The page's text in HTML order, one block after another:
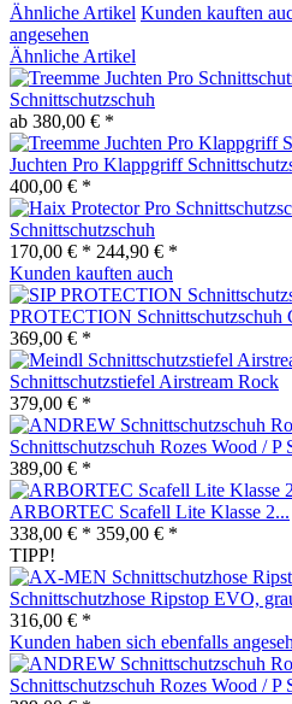
Ähnliche Artikel Kunden kauften
angesehen
Ähnliche Artikel
Schnittschutzschuh
ab 380,00 € *
Juchten Pro Klappgriff
400,00 € *
Schnittschutzschuh
170,00 € * 244,90 € *
Kunden kauften auch
PROTECTION Schnittschutzschuh
369,00 € *
Schnittschutzstiefel Airstream Rock
379,00 € *
Schnittschutzschuh Rozes Wood / P
389,00 € *
ARBORTEC Scafell Lite Klasse 2...
338,00 € * 359,00 € *
TIPP!
Schnittschutzhose Ripstop EVO,
316,00 € *
Kunden haben sich ebenfalls
Schnittschutzschuh Rozes Wood / P